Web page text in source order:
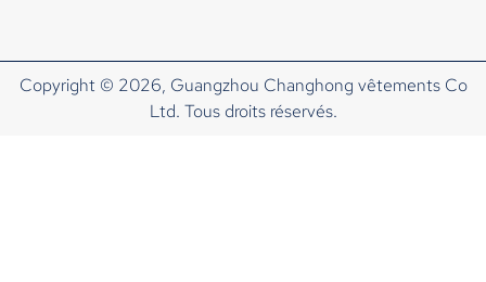
Copyright © 2026, Guangzhou Changhong vêtements Co
Ltd. Tous droits réservés.